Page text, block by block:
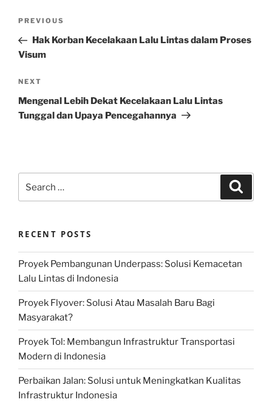
Previous
Post
PREVIOUS
Hak Korban Kecelakaan Lalu Lintas dalam Proses
Visum
Next
Post
NEXT
Mengenal Lebih Dekat Kecelakaan Lalu Lintas
Tunggal dan Upaya Pencegahannya
for:
RECENT POSTS
Proyek Pembangunan Underpass: Solusi Kemacetan
Lalu Lintas di Indonesia
Proyek Flyover: Solusi Atau Masalah Baru Bagi
Masyarakat?
Proyek Tol: Membangun Infrastruktur Transportasi
Modern di Indonesia
Perbaikan Jalan: Solusi untuk Meningkatkan Kualitas
Infrastruktur Indonesia